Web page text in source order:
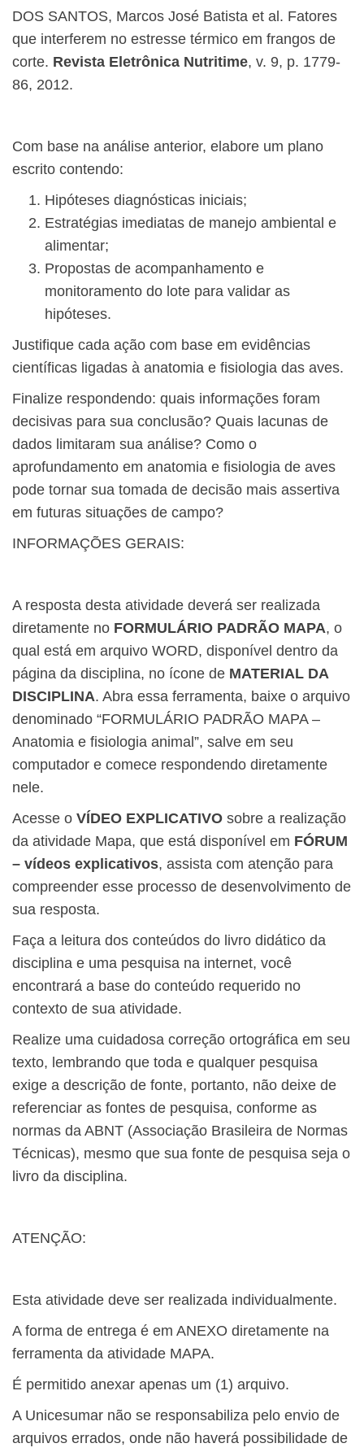
DOS SANTOS, Marcos José Batista et al. Fatores
que interferem no estresse térmico em frangos de
corte. Revista Eletrônica Nutritime, v. 9, p. 1779-
86, 2012.
Com base na análise anterior, elabore um plano
escrito contendo:
Hipóteses diagnósticas iniciais;
Estratégias imediatas de manejo ambiental e
alimentar;
Propostas de acompanhamento e
monitoramento do lote para validar as
hipóteses.
Justifique cada ação com base em evidências
científicas ligadas à anatomia e fisiologia das aves.
Finalize respondendo: quais informações foram
decisivas para sua conclusão? Quais lacunas de
dados limitaram sua análise? Como o
aprofundamento em anatomia e fisiologia de aves
pode tornar sua tomada de decisão mais assertiva
em futuras situações de campo?
INFORMAÇÕES GERAIS:
A resposta desta atividade deverá ser realizada
diretamente no FORMULÁRIO PADRÃO MAPA, o
qual está em arquivo WORD, disponível dentro da
página da disciplina, no ícone de MATERIAL DA
DISCIPLINA. Abra essa ferramenta, baixe o arquivo
denominado “FORMULÁRIO PADRÃO MAPA –
Anatomia e fisiologia animal”, salve em seu
computador e comece respondendo diretamente
nele.
Acesse o VÍDEO EXPLICATIVO sobre a realização
da atividade Mapa, que está disponível em FÓRUM
– vídeos explicativos, assista com atenção para
compreender esse processo de desenvolvimento de
sua resposta.
Faça a leitura dos conteúdos do livro didático da
disciplina e uma pesquisa na internet, você
encontrará a base do conteúdo requerido no
contexto de sua atividade.
Realize uma cuidadosa correção ortográfica em seu
texto, lembrando que toda e qualquer pesquisa
exige a descrição de fonte, portanto, não deixe de
referenciar as fontes de pesquisa, conforme as
normas da ABNT (Associação Brasileira de Normas
Técnicas), mesmo que sua fonte de pesquisa seja o
livro da disciplina.
ATENÇÃO:
Esta atividade deve ser realizada individualmente.
A forma de entrega é em ANEXO diretamente na
ferramenta da atividade MAPA.
É permitido anexar apenas um (1) arquivo.
A Unicesumar não se responsabiliza pelo envio de
arquivos errados, onde não haverá possibilidade de